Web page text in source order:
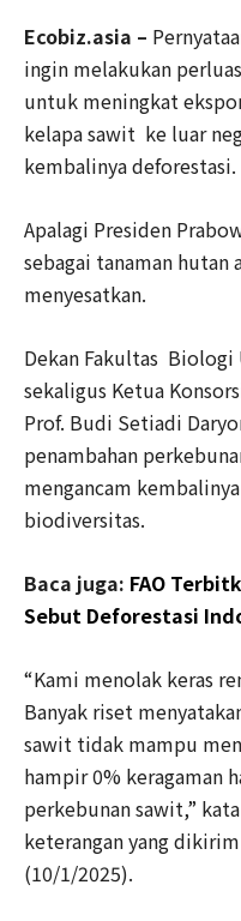
Ecobiz.asia –
ingin melakukan
untuk meningkat
kelapa sawit ke luar
kembalinya deforestasi.
Apalagi Presiden
sebagai tanaman hutan
menyesatkan.
Dekan Fakultas Biologi
sekaligus Ketua
Prof. Budi Setiadi
penambahan
mengancam
biodiversitas.
Baca juga: FAO
Sebut Deforestasi
“Kami menolak keras
Banyak riset
sawit tidak mampu
hampir 0% keragaman
perkebunan sawit,”
keterangan yang
(10/1/2025).